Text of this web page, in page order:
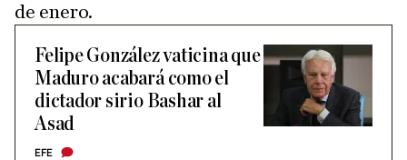
de enero.
Felipe González vaticina que
Maduro acabará como el
dictador sirio Bashar al
Asad
EFE